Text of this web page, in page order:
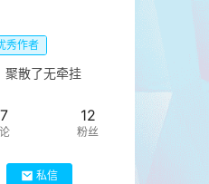
秀作者
聚散了无牵挂
12
粉丝
私信